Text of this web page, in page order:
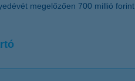
megelőzően 700 millió forint